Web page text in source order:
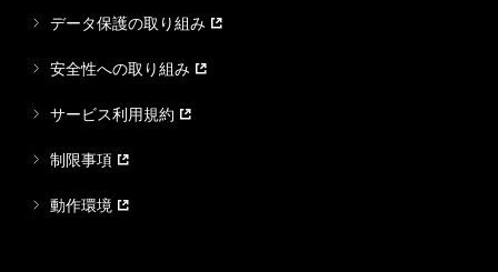
データ保護の取り組み
安全性への取り組み
サービス利用規約
制限事項
動作環境